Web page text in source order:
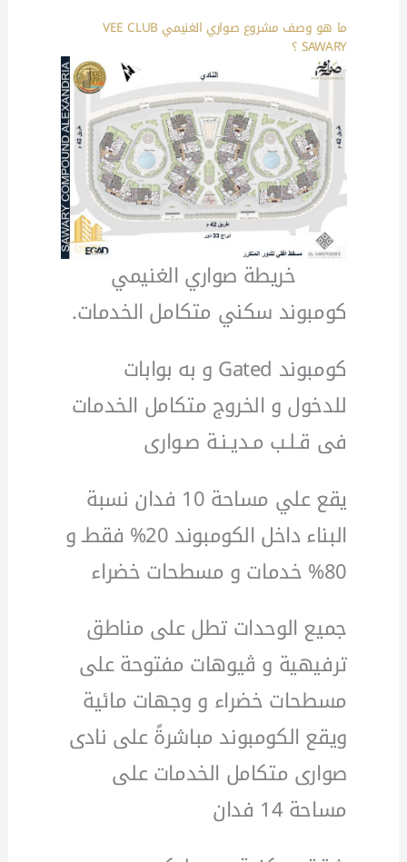
ما هو وصف مشروع صواري الغنيمي VEE CLUB
SAWARY ؟
خريطة صواري الغنيمي
كومبوند سكني متكامل الخدمات.
كومبوند Gated و به بوابات
للدخول و الخروج متكامل الخدمات
فى قـلـب مـديـنـة صـوارى
يقع علي مساحة 10 فدان نسبة
البناء داخل الكومبوند 20% فقطـ و
80% خدمات و مسطحات خضراء
جميع الوحدات تطل على مناطق
ترفيهية و ڤيوهات مفتوحة على
مسطحات خضراء و وجهات مائية
ويقع الكومبوند مباشرةً على نادى
صوارى متكامل الخدمات على
مساحة 14 فدان